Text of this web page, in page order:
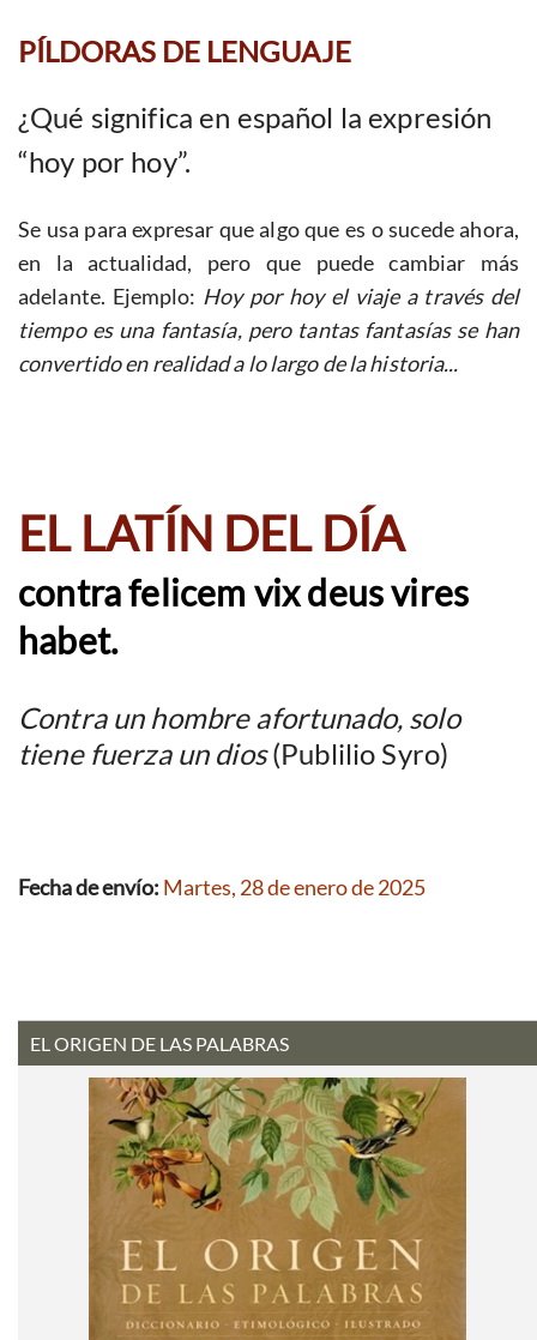
PÍLDORAS DE LENGUAJE
¿Qué significa en español la expresión
“hoy por hoy”.
Se usa para expresar que algo que es o sucede ahora,
en la actualidad, pero que puede cambiar más
adelante. Ejemplo: Hoy por hoy el viaje a través del
tiempo es una fantasía, pero tantas fantasías se han
convertido en realidad a lo largo de la historia...
EL LATÍN DEL DÍA
contra felicem vix deus vires
habet.
Contra un hombre afortunado, solo
tiene fuerza un dios(Publilio Syro)
Fecha de envío: Martes, 28 de enero de 2025
EL ORIGEN DE LAS PALABRAS